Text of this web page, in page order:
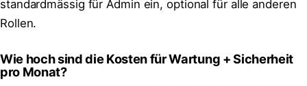
standardmässig für Admin ein, optional für alle anderen
Rollen.
Wie hoch sind die Kosten für Wartung + Sicherheit
pro Monat?